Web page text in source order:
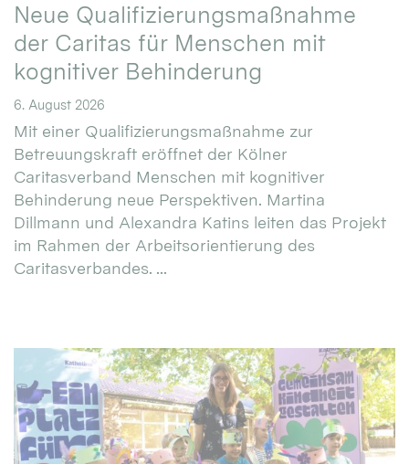
Neue Qualifizierungsmaßnahme
der Caritas für Menschen mit
kognitiver Behinderung
6. August 2026
Mit einer Qualifizierungsmaßnahme zur
Betreuungskraft eröffnet der Kölner
Caritasverband Menschen mit kognitiver
Behinderung neue Perspektiven. Martina
Dillmann und Alexandra Katins leiten das Projekt
im Rahmen der Arbeitsorientierung des
Caritasverbandes. ...